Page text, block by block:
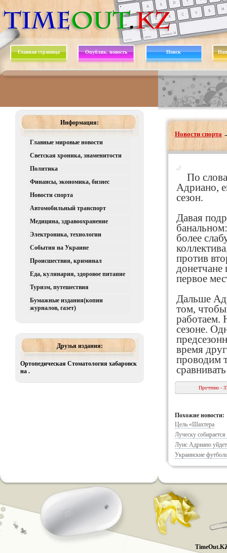
Главная страница Опублик. новость Поиск
Информация:
Главные мировые новости
Светская хроника, знаменитости
Политика
Финансы, экономика, бизнес
Новости спорта
Автомобильный транспорт
Медицина, здравоохранение
Электроника, технологии
События на Украине
Происшествия, криминал
Еда, кулинария, здоровое питание
Туризм, путешествия
Бумажные издания(копии
журналов, газет)
Друзья издания:
Ортопедическая Стоматология хабаровск
на .
Новости спорта
По
Адриано,
сезон.
Давая
более
против
донетчане
первое
Дальше
том,
работаем.
сезоне.
время
проводим
Прочтено -
Похожие новости:
Цель «Шахтера
Луческу
Луис Адриано
Украинские